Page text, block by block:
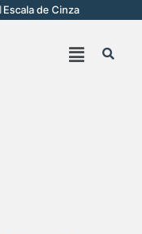
Escala de Cinza